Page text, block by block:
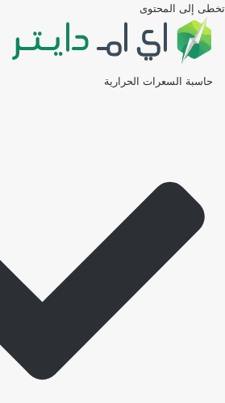
تخطى إلى المحتوى
حاسبة السعرات الحرارية